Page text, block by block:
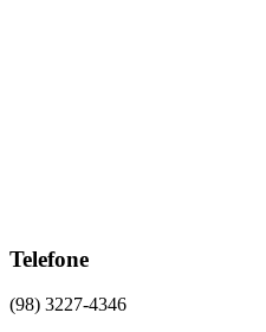
Telefone
(98) 3227-4346